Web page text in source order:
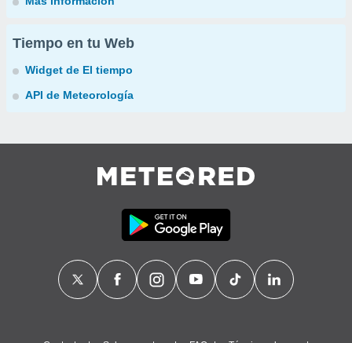
Tiempo en tu Web
Widget de El tiempo
API de Meteorología